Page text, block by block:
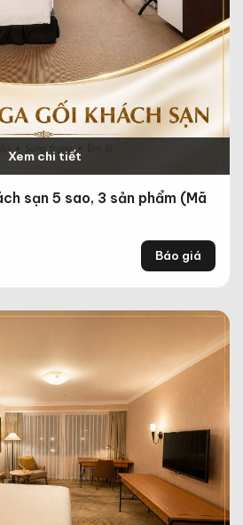
Xem chi tiết
sạn 5 sao, 3 sản phẩm (Mã
Báo giá